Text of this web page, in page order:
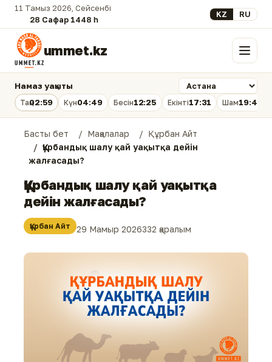
11 Тамыз 2026, Сейсенбі
28 Сафар 1448 һ.
Select your
KZ RU
ummet.kz Мәзір
Намаз уақыты
Таң02:59 Күн04:49 Бесін12:25 Екінті17:31 Шам19:49
Басты бет Мақалалар
Құрбан Айт
Құрбандық шалу қай уақытқа дейін
жалғасады?
Құрбандық шалу қай уақытқа
дейін жалғасады?
Құрбан Айт 29 Мамыр 2026332 қаралым